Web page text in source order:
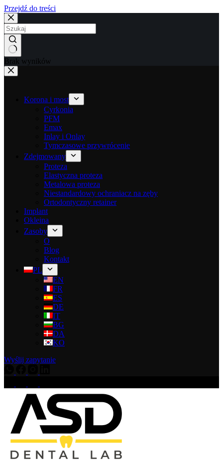
Przejdź do treści
Brak wyników
Korona i most
Cyrkonia
PFM
Emax
Inlay i Onlay
Tymczasowe przywrócenie
Zdejmowany
Proteza
Elastyczna proteza
Metalowa proteza
Niestandardowy ochraniacz na zęby
Ortodontyczny retainer
Implant
Okleina
Zasoby
O
Blog
Kontakt
PL
EN
FR
ES
DE
IT
BG
DA
KO
Wyślij zapytanie